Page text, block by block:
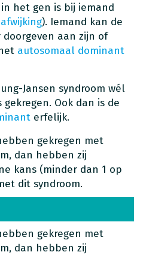
het gen is bij iemand
). Iemand kan de
aan zijn of
autosomaal dominant
Jansen syndroom wél
Ook dan is de
erfelijk.
gekregen met
dan hebben zij
kans (minder dan 1 op
dit syndroom.
gekregen met
dan hebben zij